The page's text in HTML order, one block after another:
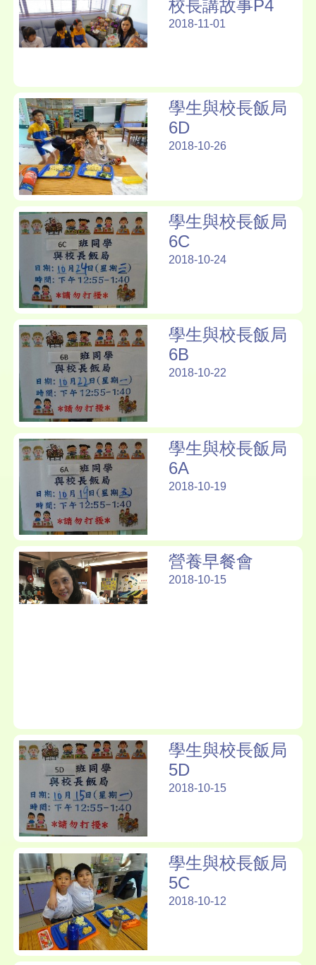
校長講故事P4
2018-11-01
學生與校長飯局
6D
2018-10-26
學生與校長飯局
6C
2018-10-24
學生與校長飯局
6B
2018-10-22
學生與校長飯局
6A
2018-10-19
營養早餐會
2018-10-15
學生與校長飯局
5D
2018-10-15
學生與校長飯局
5C
2018-10-12